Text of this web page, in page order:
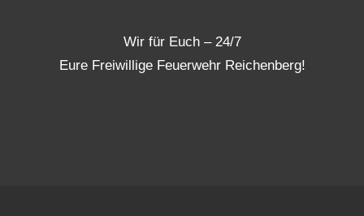
Wir für Euch – 24/7
Eure Freiwillige Feuerwehr Reichenberg!